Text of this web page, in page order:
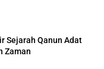
Sejarah Qanun Adat
Zaman